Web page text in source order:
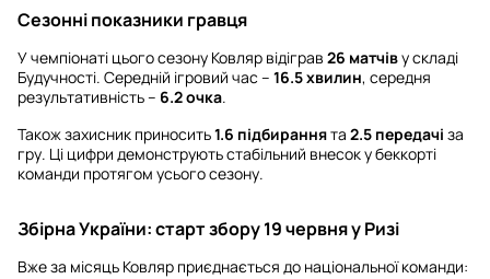
Сезонні показники гравця
У чемпіонаті цього сезону Ковляр відіграв 26 матчіву складі
Будучності. Середній ігровий час – 16.5 хвилин, середня
результативність – 6.2 очка.
Також захисник приносить1.6 підбираннята 2.5 передачі за
гру. Ці цифри демонструють стабільний внесок у беккорті
команди протягом усього сезону.
Збірна України: старт збору 19 червня у Ризі
Вже за місяць Ковляр приєднається до національної команди: